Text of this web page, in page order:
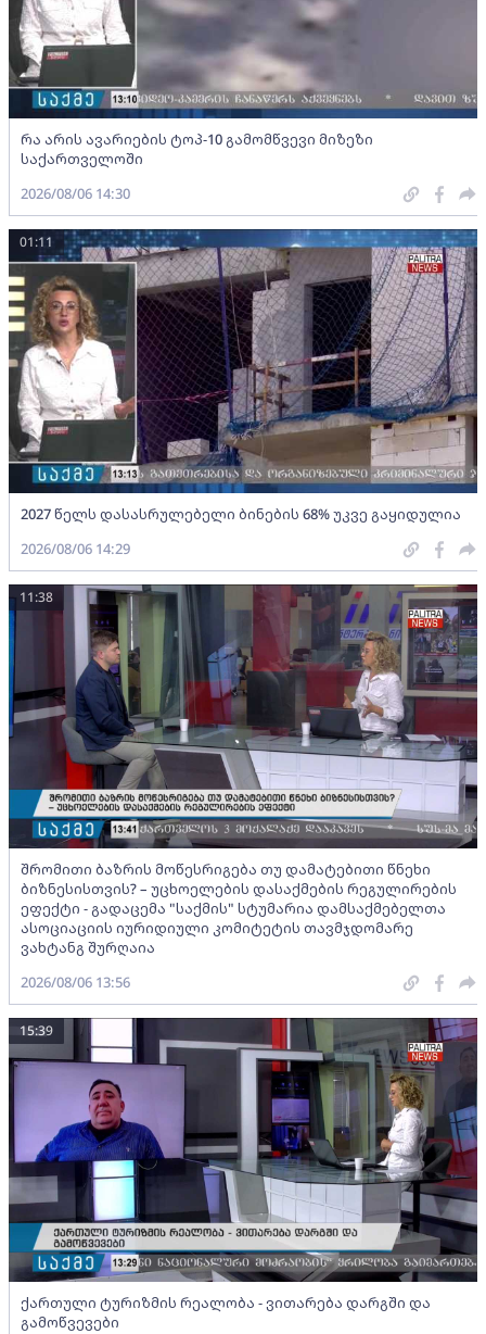
რა არის ავარიების ტოპ-10 გამომწვევი მიზეზი
საქართველოში
2026/08/06 14:30
2027 წელს დასასრულებელი ბინების 68% უკვე გაყიდულია
01:11
2026/08/06 14:29
შრომითი ბაზრის მოწესრიგება თუ დამატებითი წნეხი
ბიზნესისთვის? – უცხოელების დასაქმების რეგულირების
ეფექტი - გადაცემა "საქმის" სტუმარია დამსაქმებელთა
ასოციაციის იურიდიული კომიტეტის თავმჯდომარე
ვახტანგ შურღაია
11:38
2026/08/06 13:56
ქართული ტურიზმის რეალობა - ვითარება დარგში და
გამოწვევები
15:39